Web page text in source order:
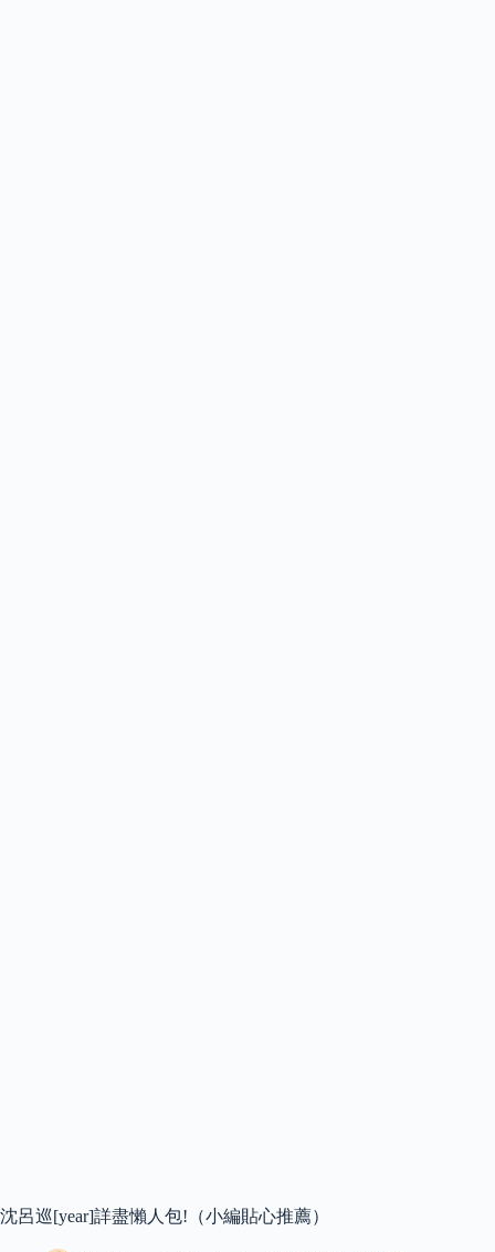
沈呂巡[year]詳盡懶人包!（小編貼心推薦）